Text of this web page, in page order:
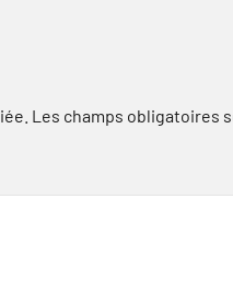
Les champs obligatoires